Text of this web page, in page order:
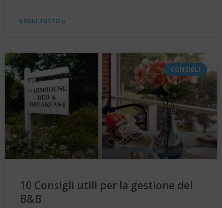
LEGGI TUTTO »
CONSIGLI
10 Consigli utili per la gestione del
B&B